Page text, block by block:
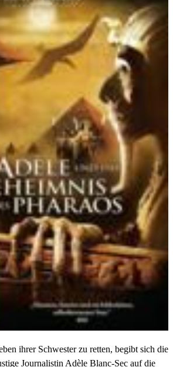
ihrer Schwester zu retten, begibt sich die
Journalistin Adèle Blanc-Sec auf die